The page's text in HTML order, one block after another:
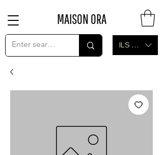
ILS (₪)
MAISON ORA